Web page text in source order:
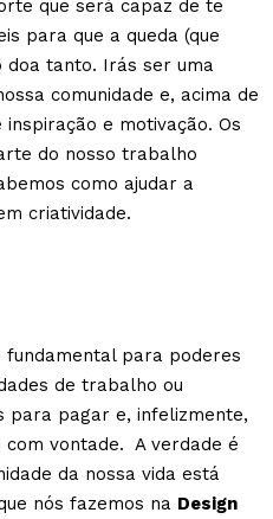
que será capaz de te
para que a queda (que
doa tanto. Irás ser uma
comunidade e, acima de
e motivação. Os
do nosso trabalho
como ajudar a
criatividade.
para poderes
de trabalho ou
para pagar e, infelizmente,
vontade. A verdade é
da nossa vida está
nós fazemos na Design